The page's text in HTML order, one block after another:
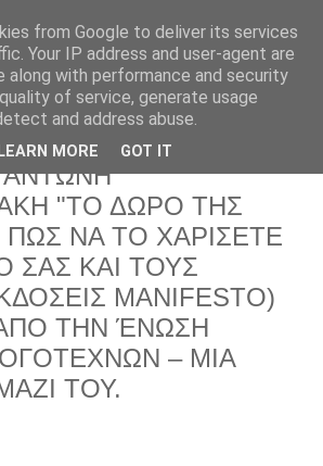
2025
ΑΝΤΩΝΗ
"ΤΟ ΔΩΡΟ ΤΗΣ
ΠΩΣ ΝΑ ΤΟ ΧΑΡΙΣΕΤΕ
ΣΑΣ ΚΑΙ ΤΟΥΣ
MANIFESTO)
ΤΗΝ ΈΝΩΣΗ
– ΜΙΑ
ΤΟΥ.
from Google to deliver its services
Your IP address and user-agent are
along with performance and security
of service, generate usage
and address abuse.
LEARN MORE GOT IT